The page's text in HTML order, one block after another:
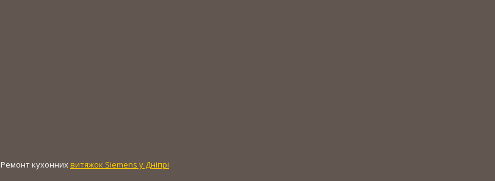
Ремонт кухонних витяжок Siemens у Дніпрі